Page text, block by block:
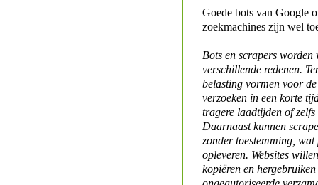
Goede bots van Google
zoekmachines zijn wel
Bots en scrapers worden
verschillende redenen.
belasting vormen voor
verzoeken in een korte
tragere laadtijden of
Daarnaast kunnen
zonder toestemming,
opleveren. Websites
kopiëren en